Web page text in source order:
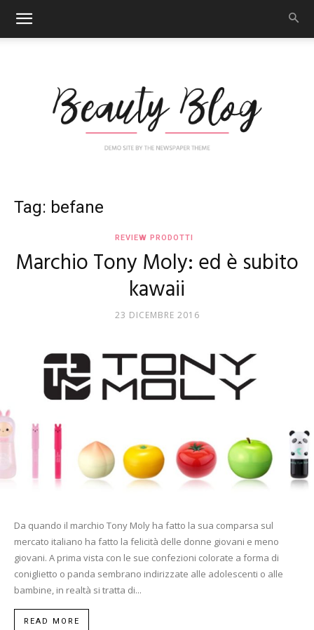
Art
Tag: befane
REVIEW PRODOTTI
Marchio Tony Moly: ed è subito
kawaii
23 DICEMBRE 2016
Da quando il marchio Tony Moly ha fatto la sua comparsa sul
mercato italiano ha fatto la felicità delle donne giovani e meno
giovani. A prima vista con le sue confezioni colorate a forma di
coniglietto o panda sembrano indirizzate alle adolescenti o alle
bambine, in realtà si tratta di...
READ MORE